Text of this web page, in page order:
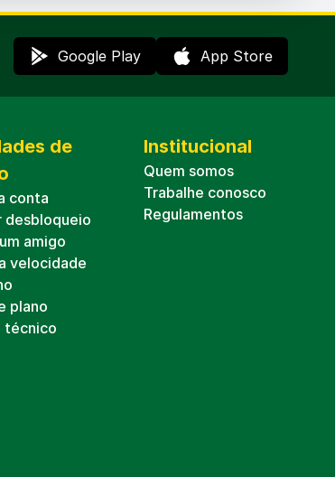
Google Play App Store
de
conta
desbloqueio
amigo
velocidade
plano
técnico
Institucional
Quem somos
Trabalhe conosco
Regulamentos